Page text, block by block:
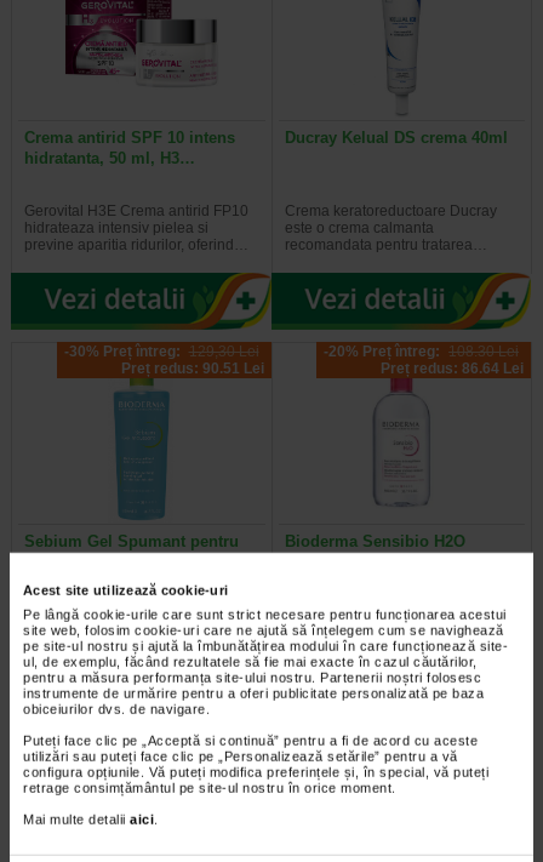
Acest site utilizează cookie-uri
Pe lângă cookie-urile care sunt strict necesare pentru funcționarea acestui
site web, folosim cookie-uri care ne ajută să înțelegem cum se navighează
pe site-ul nostru și ajută la îmbunătățirea modului în care funcționează site-
ul, de exemplu, făcând rezultatele să fie mai exacte în cazul căutărilor,
pentru a măsura performanța site-ului nostru. Partenerii noștri folosesc
instrumente de urmărire pentru a oferi publicitate personalizată pe baza
obiceiurilor dvs. de navigare.
Puteți face clic pe „Acceptă si continuă” pentru a fi de acord cu aceste
utilizări sau puteți face clic pe „Personalizează setările” pentru a vă
configura opțiunile. Vă puteți modifica preferințele și, în special, vă puteți
retrage consimțământul pe site-ul nostru în orice moment.
Mai multe detalii aici.
Crema antirid SPF 10 intens
hidratanta, 50 ml, H3…
Gerovital H3E Crema antirid FP10
hidrateaza intensiv pielea si
previne aparitia ridurilor, oferind…
Ducray Kelual DS crema 40ml
Crema keratoreductoare Ducray
este o crema calmanta
recomandata pentru tratarea…
-30% Preț întreg: 129,30 Lei
Preț redus: 90.51 Lei
Sebium Gel Spumant pentru
Bioderma Sebium Gel Spumant
este solutia ideala pentru curatarea
tenului gras. Formula sa…
-20% Preț întreg: 108.30 Lei
Preț redus: 86.64 Lei
Bioderma Sensibio H2O
Solutia Micelara Sensibio H2O de
la Bioderma este recomandata atat
pentru demachierea tenului cat si…
-40% Preț întreg: 77.90 Lei
Preț redus: 46.74 Lei
-40% Preț întreg:
Preț redus: 46.92 Lei